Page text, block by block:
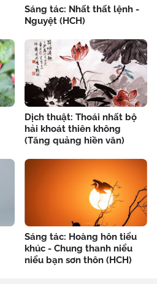
Sáng tác: Nhất thất lệnh -
Nguyệt (HCH)
Dịch thuật: Thoái nhất bộ
hải khoát thiên không
(Tăng quảng hiền văn)
Sáng tác: Hoàng hôn tiểu
khúc - Chung thanh niểu
niểu bạn sơn thôn (HCH)